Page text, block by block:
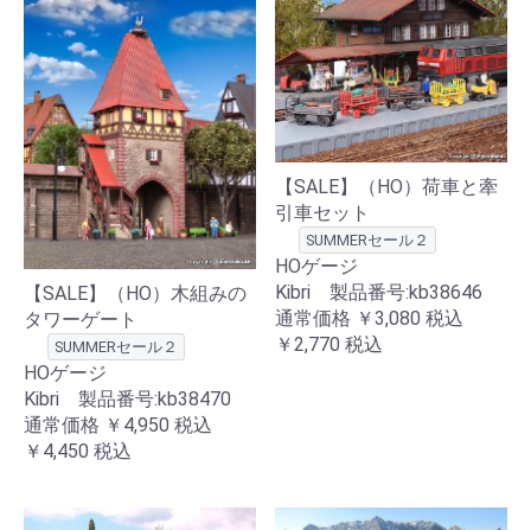
【SALE】（HO）木組みの
タワーゲート
SUMMERセール２
HOゲージ
Kibri 製品番号:kb38470
通常価格 ￥4,950 税込
￥4,450 税込
【SALE】（HO）荷車と牽
引車セット
SUMMERセール２
HOゲージ
Kibri 製品番号:kb38646
通常価格 ￥3,080 税込
￥2,770 税込